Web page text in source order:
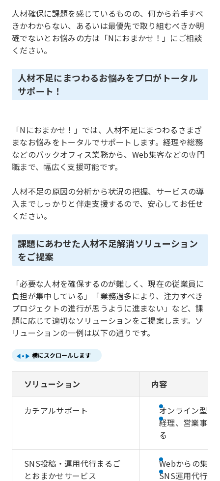
人材確保に課題を感じているものの、何から着手すべ
きかわからない、あるいは最優先で取り組むべきか明
確でないとお悩みの方は「Nにおまかせ！」にご相談
ください。
人材不足にまつわるお悩みをプロがトータル
サポート！
「Nにおまかせ！」では、人材不足にまつわるさまざ
まなお悩みをトータルでサポートします。経理や総務
などのバックオフィス業務から、Web集客などの専門
職まで、幅広く支援可能です。
人材不足の原因の分析から状況の把握、サービスの導
入までしっかりと伴走支援するので、安心してお任せ
ください。
課題にあわせた人材不足解消ソリューション
をご提案
「必要な人材を確保するのが難しく、現在の従業員に
負担が集中している」「業務過多により、注力すべき
プロジェクトの進行が思うように進まない」など、課
題に応じて適切なソリューションをご提案します。ソ
リューションの一例は以下の通りです。
横にスクロールします
ソリューション 内容
カチアルサポート
オンライン型の
経理、営業事務
る
SNS投稿・運用代行まるご
とおまかせサービス
Webからの集客
SNS運用代行や